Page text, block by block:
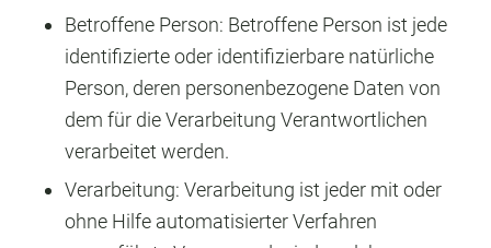
Betroffene Person: Betroffene Person ist jede
identifizierte oder identifizierbare natürliche
Person, deren personenbezogene Daten von
dem für die Verarbeitung Verantwortlichen
verarbeitet werden.
Verarbeitung: Verarbeitung ist jeder mit oder
ohne Hilfe automatisierter Verfahren